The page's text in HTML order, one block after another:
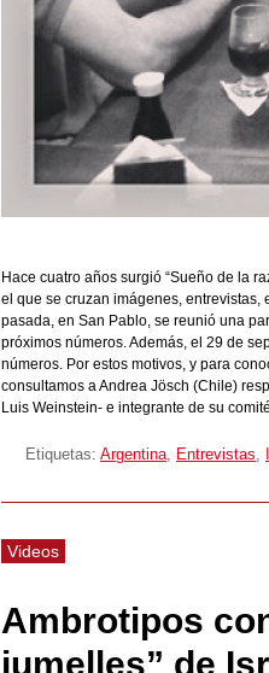
Hace cuatro años surgió “Sueño de la
el que se cruzan imágenes, entrevistas,
pasada, en San Pablo, se reunió una
próximos números. Además, el 29 de
números. Por estos motivos, y para
consultamos a Andrea Jösch (Chile)
Luis Weinstein- e integrante de su
Etiquetas: Argentina, Entrevistas,
Videos
Ambrotipos
jumelles” de